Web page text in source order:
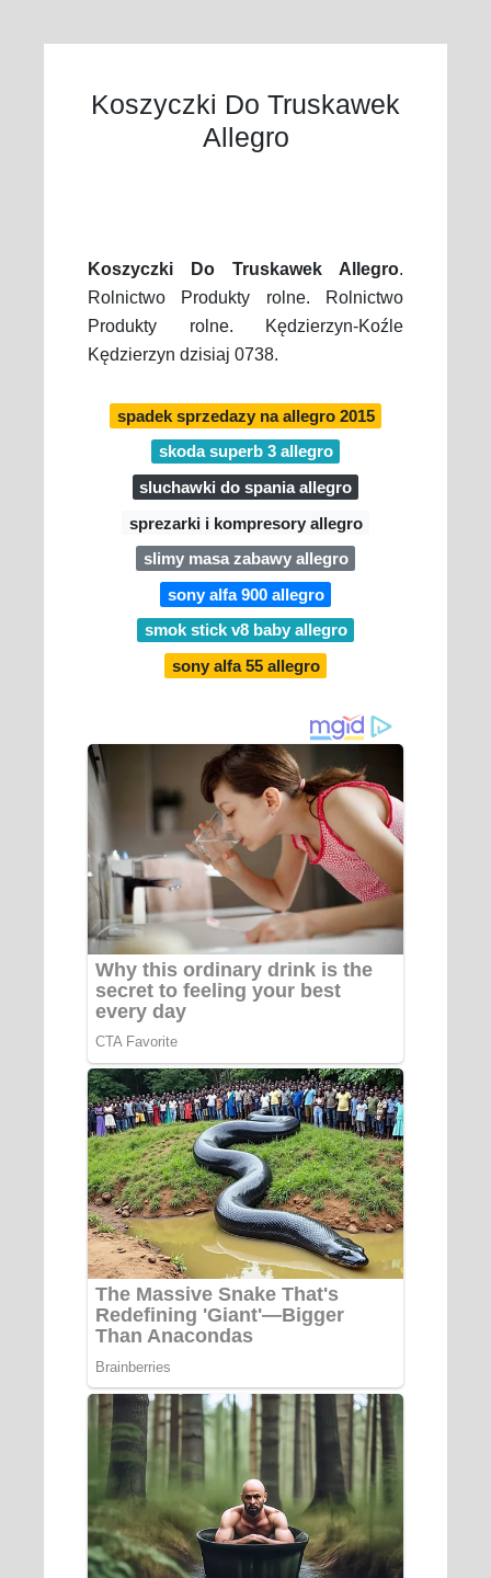
Koszyczki Do Truskawek
Allegro
Koszyczki Do Truskawek Allegro.
Rolnictwo Produkty rolne. Rolnictwo
Produkty rolne. Kędzierzyn-Koźle
Kędzierzyn dzisiaj 0738.
spadek sprzedazy na allegro 2015
skoda superb 3 allegro
sluchawki do spania allegro
sprezarki i kompresory allegro
slimy masa zabawy allegro
sony alfa 900 allegro
smok stick v8 baby allegro
sony alfa 55 allegro